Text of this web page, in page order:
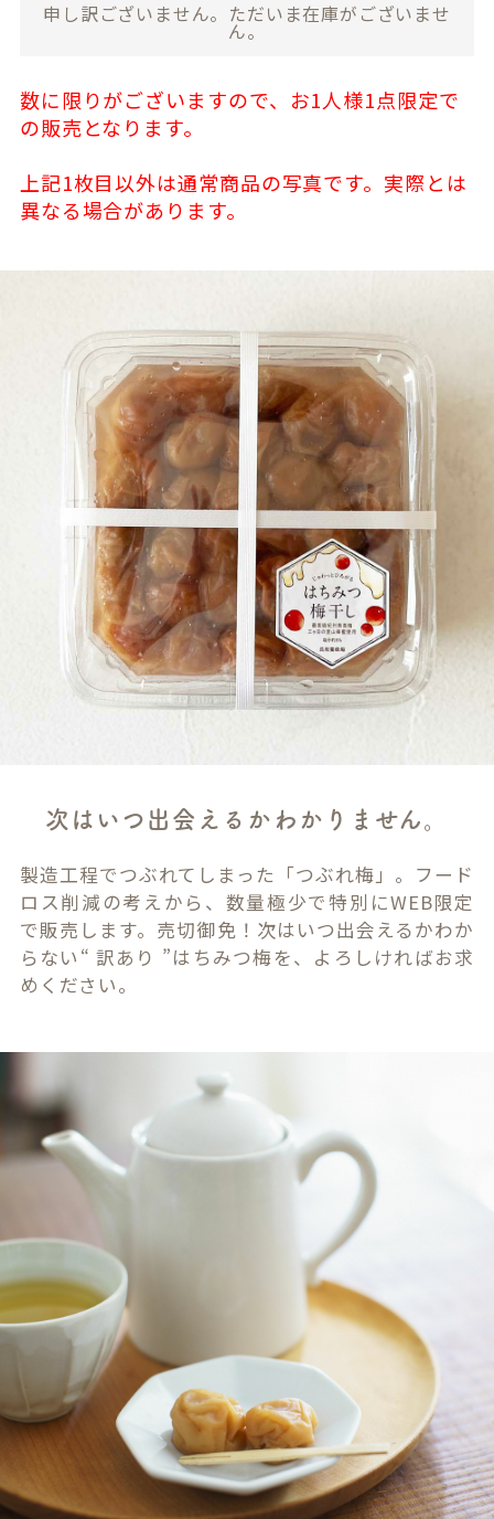
申し訳ございません。ただいま在庫がございませ
ん。
数に限りがございますので、お1人様1点限定で
の販売となります。
上記1枚目以外は通常商品の写真です。実際とは
異なる場合があります。
次はいつ出会えるかわかりません。
製造工程でつぶれてしまった「つぶれ梅」。フード
ロス削減の考えから、数量極少で特別にWEB限定
で販売します。売切御免！次はいつ出会えるかわか
らない“ 訳あり ”はちみつ梅を、よろしければお求
めください。